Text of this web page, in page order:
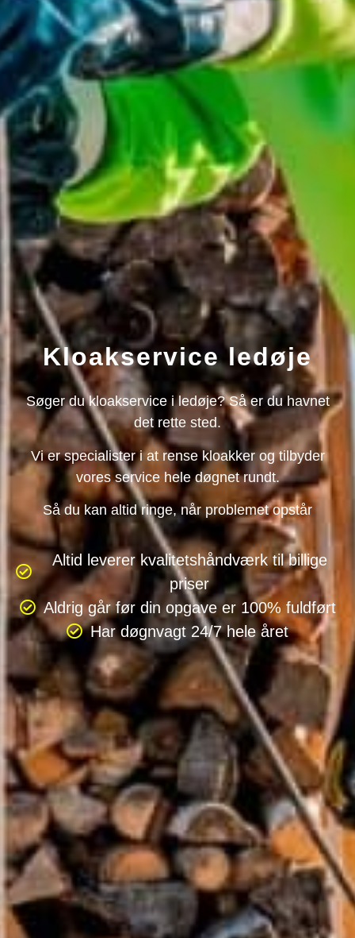
Kloak­service ledøje
Søger du kloakservice i ledøje? Så er du havnet
det rette sted.
Vi er specialister i at rense kloakker og tilbyder
vores service hele døgnet rundt.
Så du kan altid ringe, når problemet opstår
Altid leverer kvalitetshåndværk til billige
priser
Aldrig går før din opgave er 100% fuldført
Har døgnvagt 24/7 hele året